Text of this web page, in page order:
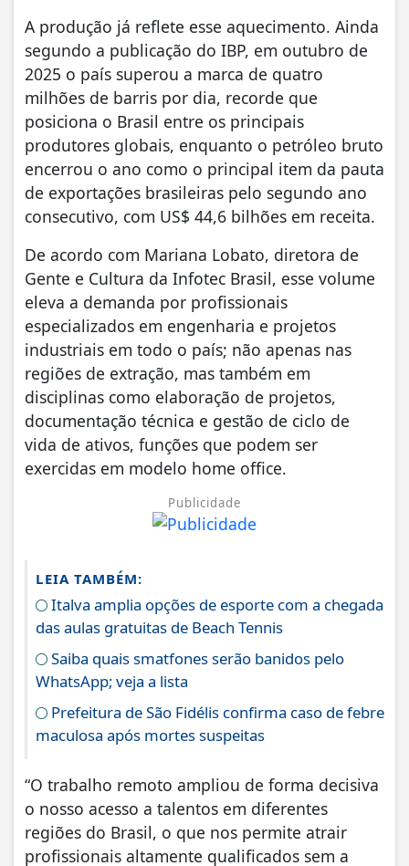
A produção já reflete esse aquecimento. Ainda
segundo a publicação do IBP, em outubro de
2025 o país superou a marca de quatro
milhões de barris por dia, recorde que
posiciona o Brasil entre os principais
produtores globais, enquanto o petróleo bruto
encerrou o ano como o principal item da pauta
de exportações brasileiras pelo segundo ano
consecutivo, com US$ 44,6 bilhões em receita.
De acordo com Mariana Lobato, diretora de
Gente e Cultura da Infotec Brasil, esse volume
eleva a demanda por profissionais
especializados em engenharia e projetos
industriais em todo o país; não apenas nas
regiões de extração, mas também em
disciplinas como elaboração de projetos,
documentação técnica e gestão de ciclo de
vida de ativos, funções que podem ser
exercidas em modelo home office.
Publicidade
LEIA TAMBÉM:
Italva amplia opções de esporte com a chegada
das aulas gratuitas de Beach Tennis
Saiba quais smatfones serão banidos pelo
WhatsApp; veja a lista
Prefeitura de São Fidélis confirma caso de febre
maculosa após mortes suspeitas
“O trabalho remoto ampliou de forma decisiva
o nosso acesso a talentos em diferentes
regiões do Brasil, o que nos permite atrair
profissionais altamente qualificados sem a